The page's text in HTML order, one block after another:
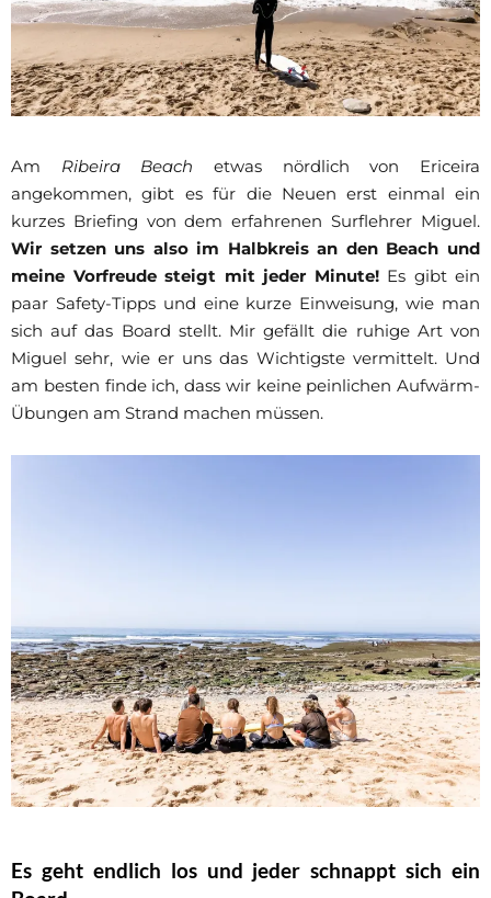
Am Ribeira Beach etwas nördlich von Ericeira
angekommen, gibt es für die Neuen erst einmal ein
kurzes Briefing von dem erfahrenen Surflehrer Miguel.
Wir setzen uns also im Halbkreis an den Beach und
meine Vorfreude steigt mit jeder Minute!Es gibt ein
paar Safety-Tipps und eine kurze Einweisung, wie man
sich auf das Board stellt. Mir gefällt die ruhige Art von
Miguel sehr, wie er uns das Wichtigste vermittelt. Und
am besten finde ich, dass wir keine peinlichen Aufwärm-
Übungen am Strand machen müssen.
Es geht endlich los und jeder schnappt sich ein